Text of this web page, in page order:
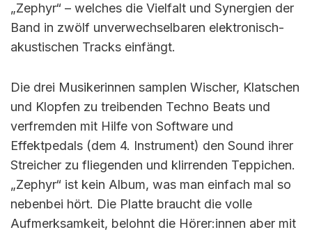
„Zephyr“ – welches die Vielfalt und Synergien der
Band in zwölf unverwechselbaren elektronisch-
akustischen Tracks einfängt.
Die drei Musikerinnen samplen Wischer, Klatschen
und Klopfen zu treibenden Techno Beats und
verfremden mit Hilfe von Software und
Effektpedals (dem 4. Instrument) den Sound ihrer
Streicher zu fliegenden und klirrenden Teppichen.
„Zephyr“ ist kein Album, was man einfach mal so
nebenbei hört. Die Platte braucht die volle
Aufmerksamkeit, belohnt die Hörer:innen aber mit